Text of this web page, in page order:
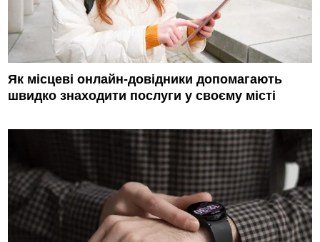
Як місцеві онлайн-довідники допомагають
швидко знаходити послуги у своєму місті